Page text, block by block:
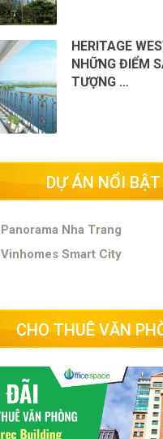
HERITAGE
NHỮNG ĐIỂM
TƯỢNG …
DỰ ÁN NỔI BẬT
Panorama Nha Trang
Vinhomes Smart City
CHO THUÊ VĂN